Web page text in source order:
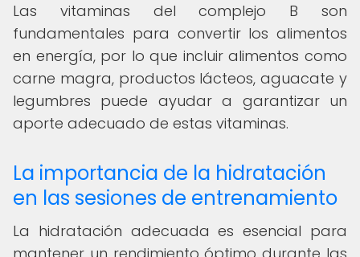
Las vitaminas del complejo B son
fundamentales para convertir los alimentos
en energía, por lo que incluir alimentos como
carne magra, productos lácteos, aguacate y
legumbres puede ayudar a garantizar un
aporte adecuado de estas vitaminas.
La importancia de la hidratación
en las sesiones de entrenamiento
La hidratación adecuada es esencial para